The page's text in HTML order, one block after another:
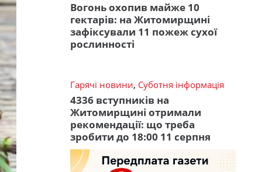
Вогонь охопив майже 10
гектарів: на Житомирщині
зафіксували 11 пожеж сухої
рослинності
Гарячі новини, Суботня інформація
4336 вступників на
Житомирщині отримали
рекомендації: що треба
зробити до 18:00 11 серпня